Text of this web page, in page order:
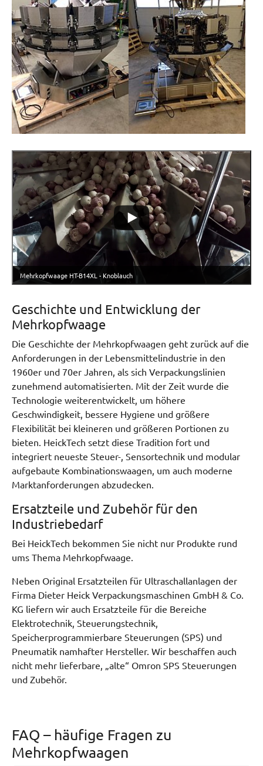
Mehrkopfwaage HT-B14XL - Knoblauch
Geschichte und Entwicklung der
Mehrkopfwaage
Die Geschichte der Mehrkopfwaagen geht zurück auf die
Anforderungen in der Lebensmittelindustrie in den
1960er und 70er Jahren, als sich Verpackungslinien
zunehmend automatisierten. Mit der Zeit wurde die
Technologie weiterentwickelt, um höhere
Geschwindigkeit, bessere Hygiene und größere
Flexibilität bei kleineren und größeren Portionen zu
bieten. HeickTech setzt diese Tradition fort und
integriert neueste Steuer-, Sensortechnik und modular
aufgebaute Kombinationswaagen, um auch moderne
Marktanforderungen abzudecken.
Ersatzteile und Zubehör für den
Industriebedarf
Bei HeickTech bekommen Sie nicht nur Produkte rund
ums Thema Mehrkopfwaage.
Neben Original Ersatzteilen für Ultraschallanlagen der
Firma Dieter Heick Verpackungsmaschinen GmbH & Co.
KG liefern wir auch Ersatzteile für die Bereiche
Elektrotechnik, Steuerungstechnik,
Speicherprogrammierbare Steuerungen (SPS) und
Pneumatik namhafter Hersteller. Wir beschaffen auch
nicht mehr lieferbare, „alte“ Omron SPS Steuerungen
und Zubehör.
FAQ – häufige Fragen zu
Mehrkopfwaagen